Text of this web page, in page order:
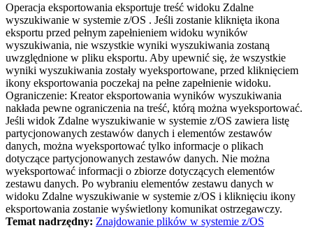
Operacja eksportowania eksportuje treść widoku Zdalne
wyszukiwanie w systemie z/OS . Jeśli zostanie kliknięta ikona
eksportu przed pełnym zapełnieniem widoku wyników
wyszukiwania, nie wszystkie wyniki wyszukiwania zostaną
uwzględnione w pliku eksportu. Aby upewnić się, że wszystkie
wyniki wyszukiwania zostały wyeksportowane, przed kliknięciem
ikony eksportowania poczekaj na pełne zapełnienie widoku.
Ograniczenie: Kreator eksportowania wyników wyszukiwania
nakłada pewne ograniczenia na treść, którą można wyeksportować.
Jeśli widok Zdalne wyszukiwanie w systemie z/OS zawiera listę
partycjonowanych zestawów danych i elementów zestawów
danych, można wyeksportować tylko informacje o plikach
dotyczące partycjonowanych zestawów danych. Nie można
wyeksportować informacji o zbiorze dotyczących elementów
zestawu danych. Po wybraniu elementów zestawu danych w
widoku Zdalne wyszukiwanie w systemie z/OS i kliknięciu ikony
eksportowania zostanie wyświetlony komunikat ostrzegawczy.
Temat nadrzędny: Znajdowanie plików w systemie z/OS